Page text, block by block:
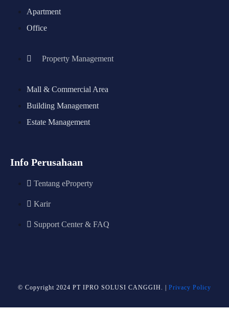
Apartment
Office
Property Management
Mall & Commercial Area
Building Management
Estate Management
Info Perusahaan
Tentang eProperty
Karir
Support Center & FAQ
© Copyright 2024 PT IPRO SOLUSI CANGGIH. | Privacy Policy